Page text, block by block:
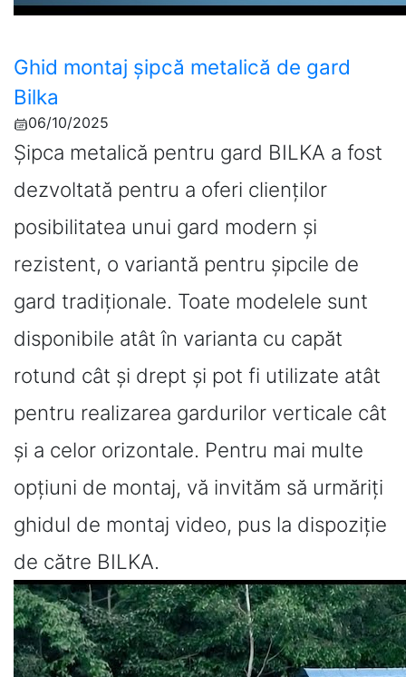
Ghid montaj șipcă metalică de gard
Bilka
06/10/2025
Șipca metalică pentru gard BILKA a fost
dezvoltată pentru a oferi clienților
posibilitatea unui gard modern și
rezistent, o variantă pentru şipcile de
gard tradiţionale. Toate modelele sunt
disponibile atât în varianta cu capăt
rotund cât și drept și pot fi utilizate atât
pentru realizarea gardurilor verticale cât
și a celor orizontale. Pentru mai multe
opțiuni de montaj, vă invităm să urmăriți
ghidul de montaj video, pus la dispoziție
de către BILKA.